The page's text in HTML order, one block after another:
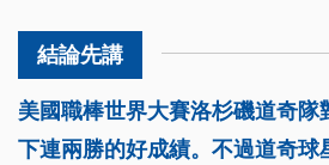
美國職棒世界大賽洛杉磯道奇隊
下連兩勝的好成績。不過道奇球